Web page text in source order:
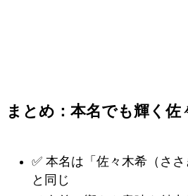
まとめ：本名でも輝く佐
✅ 本名は「佐々木希（さ
と同じ